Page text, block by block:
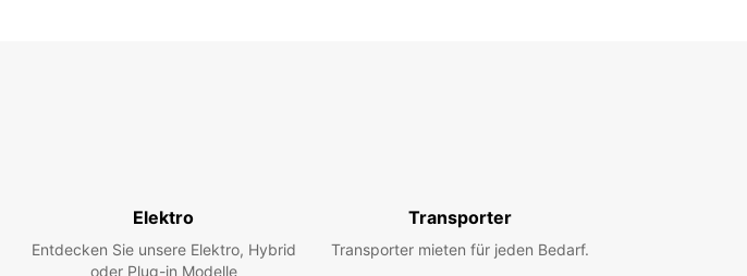
Elektro
Entdecken Sie unsere Elektro, Hybrid
oder Plug-in Modelle
Transporter
Transporter mieten für jeden Bedarf.